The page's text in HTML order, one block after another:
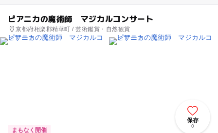
ピアニカの魔術師 マジカルコンサート
京都府相楽郡精華町 / 芸術鑑賞・自然観賞
保存
0
まもなく開催